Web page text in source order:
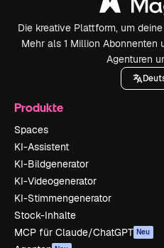
Die kreative Plattform, um
Mehr als 1 Million Abonnenten
Agenturen
Produkte
Spaces
KI-Assistent
KI-Bildgenerator
KI-Videogenerator
KI-Stimmengenerator
Stock-Inhalte
MCP für Claude/ChatGPT Neu